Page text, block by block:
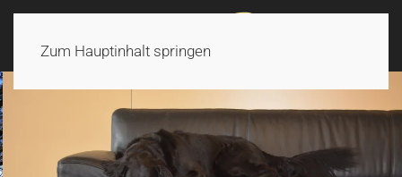
Zum Hauptinhalt springen